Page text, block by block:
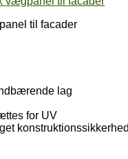
lag
for UV